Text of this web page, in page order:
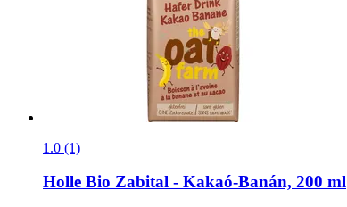
1.0 (1)
Holle Bio Zabital -​ Kakaó-​Banán, 200 ml